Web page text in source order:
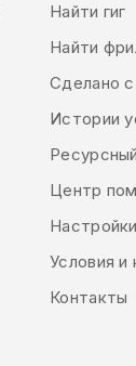
Найти гиг
Найти
Сделано
Истории
Центр
Условия и
Контакты